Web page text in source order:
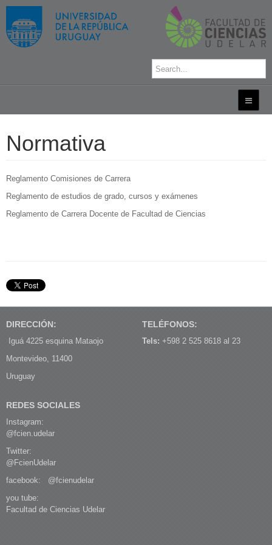
Normativa
Reglamento Comisiones de Carrera
Reglamento de estudios de grado, cursos y exámenes
Reglamento de Carrera Docente de Facultad de Ciencias
DIRECCIÓN:
Iguá 4225 esquina Mataojo
Montevideo, 11400
Uruguay
TELÉFONOS:
Tels: +598 2 525 8618 al 23
REDES SOCIALES
Instagram:
@fcien.udelar
Twitter:
@FcienUdelar
facebook: @fcienudelar
you tube:
Facultad de Ciencias Udelar